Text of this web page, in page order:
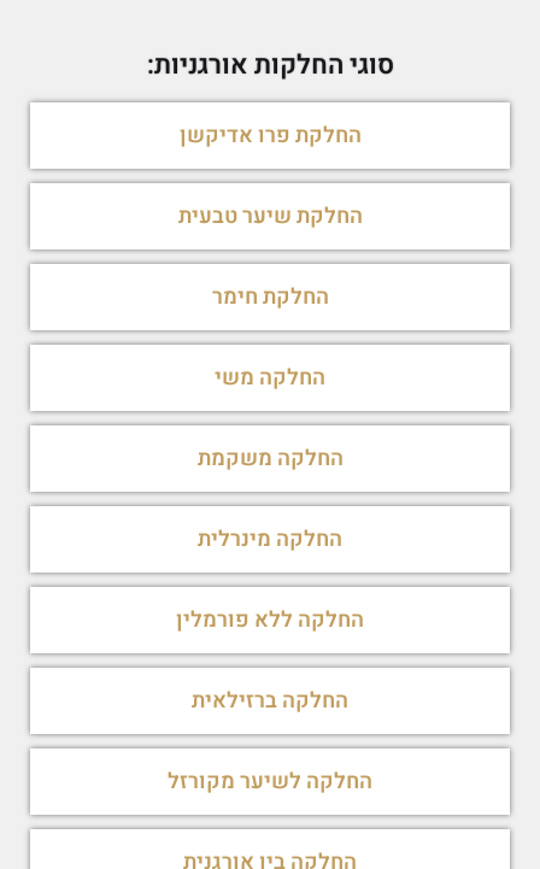
סוגי החלקות אורגניות:
החלקת פרו אדיקשן
החלקת שיער טבעית
החלקת חימר
החלקה משי
החלקה משקמת
החלקה מינרלית
החלקה ללא פורמלין
החלקה ברזילאית
החלקה לשיער מקורזל
החלקה ביו אורגנית